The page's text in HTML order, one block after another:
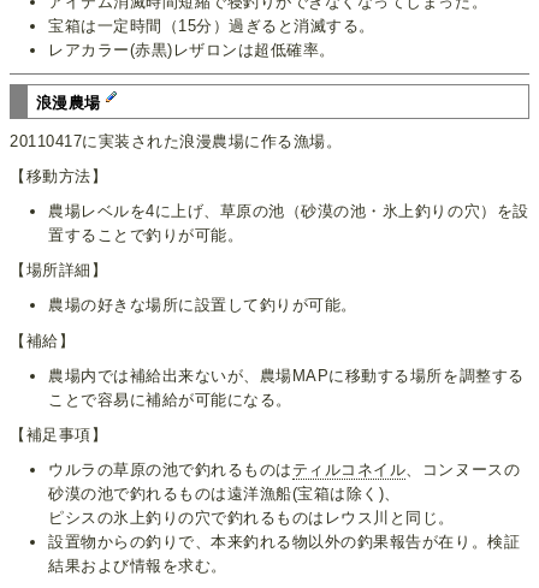
宝箱は一定時間（15分）過ぎると消滅する。
レアカラー(赤黒)レザロンは超低確率。
浪漫農場
20110417に実装された浪漫農場に作る漁場。
【移動方法】
農場レベルを4に上げ、草原の池（砂漠の池・氷上釣りの穴）を設
置することで釣りが可能。
【場所詳細】
農場の好きな場所に設置して釣りが可能。
【補給】
農場内では補給出来ないが、農場MAPに移動する場所を調整する
ことで容易に補給が可能になる。
【補足事項】
ウルラの草原の池で釣れるものは ティルコネイル 、コンヌースの
砂漠の池で釣れるものは遠洋漁船(宝箱は除く)、
ピシスの氷上釣りの穴で釣れるものはレウス川と同じ。
設置物からの釣りで、本来釣れる物以外の釣果報告が在り。検証
結果および情報を求む。